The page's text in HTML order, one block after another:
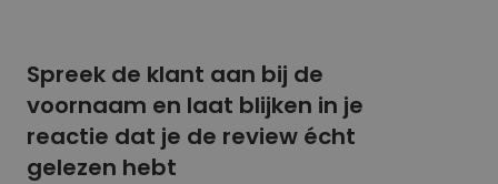
Spreek de klant aan bij de
voornaam en laat blijken in je
reactie dat je de review écht
gelezen hebt